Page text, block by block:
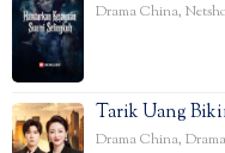
Drama China,
Tarik Uang
Drama China,